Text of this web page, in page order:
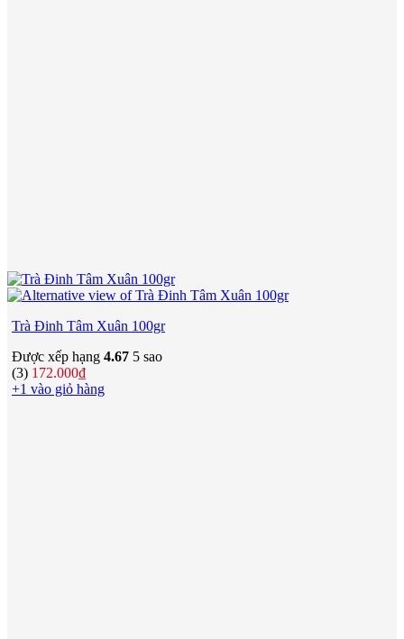
Trà Đinh Tâm Xuân 100gr
Được xếp hạng 4.67 5 sao
(3) 172.000₫
+1 vào giỏ hàng